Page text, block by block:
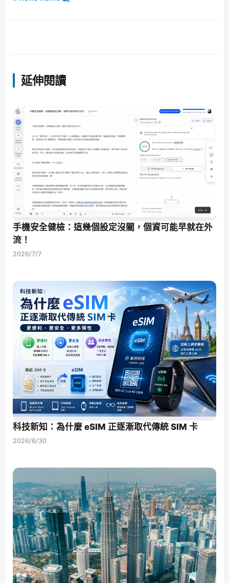
延伸閱讀
手機安全健檢：這幾個設定沒關，個資可能早就在外
流！
2026/7/7
科技新知：為什麼 eSIM 正逐漸取代傳統 SIM 卡
2026/6/30